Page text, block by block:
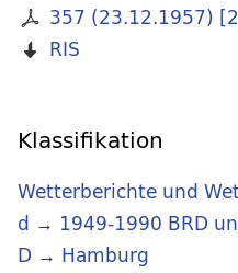
357 (23.12.1957) [
RIS
Klassifikation
Wetterberichte und
d → 1949-1990 BRD
D → Hamburg